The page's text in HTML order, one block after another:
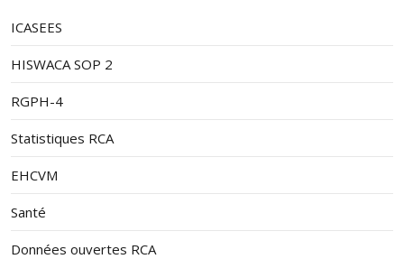
ICASEES
HISWACA SOP 2
RGPH-4
Statistiques RCA
EHCVM
Santé
Données ouvertes RCA